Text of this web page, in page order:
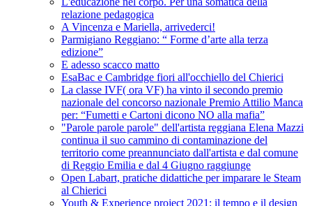
relazione pedagogica
A Vincenza e Mariella, arrivederci!
Parmigiano Reggiano: “ Forme d’arte alla terza
edizione”
E adesso scacco matto
EsaBac e Cambridge fiori all'occhiello del Chierici
La classe IVF( ora VF) ha vinto il secondo premio
nazionale del concorso nazionale Premio Attilio Manca
per: “Fumetti e Cartoni dicono NO alla mafia”
"Parole parole parole" dell'artista reggiana Elena Mazzi
continua il suo cammino di contaminazione del
territorio come preannunciato dall'artista e dal comune
di Reggio Emilia e dal 4 Giugno raggiunge
Open Labart, pratiche didattiche per imparare le Steam
al Chierici
Youth & Experience project 2021: il tempo e il design